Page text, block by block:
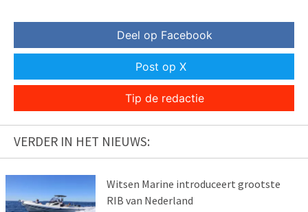
Deel op Facebook
Post op X
Tip de redactie
VERDER IN HET NIEUWS:
Witsen Marine introduceert grootste
RIB van Nederland